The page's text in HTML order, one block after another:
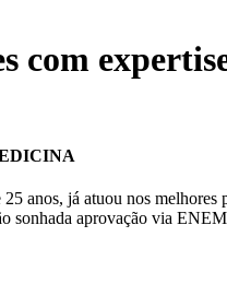
com
25 anos, já atuou nos
sonhada aprovação via